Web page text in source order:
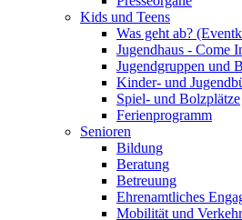
Kids und Teens
Was geht ab?
Jugendhaus - Come
Jugendgruppen und
Kinder- und
Spiel- und Bolzplätze
Ferienprogramm
Senioren
Bildung
Beratung
Betreuung
Ehrenamtliches
Mobilität und Verkehr